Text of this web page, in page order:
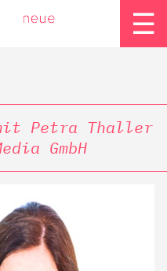
☰
Petra Thaller
GmbH